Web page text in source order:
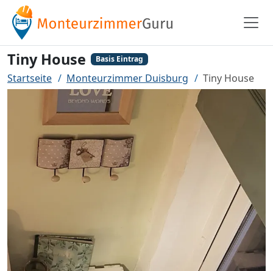
Tiny House Basis Eintrag
Startseite Monteurzimmer Duisburg Tiny House